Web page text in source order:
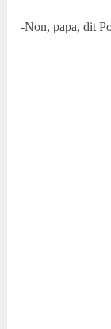
-Non, papa, dit